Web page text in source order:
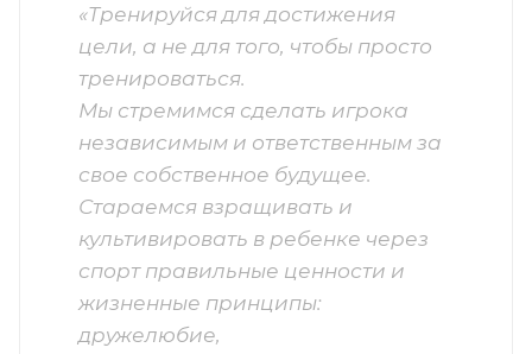
«Тренируйся для достижения
цели, а не для того, чтобы просто
тренироваться.
Мы стремимся сделать игрока
независимым и ответственным за
свое собственное будущее.
Стараемся взращивать и
культивировать в ребенке через
спорт правильные ценности и
жизненные принципы:
дружелюбие,